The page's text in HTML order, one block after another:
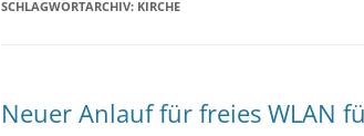
SCHRIFTLICHE ANFRAGEN
SCHLAGWORTARCHIV: KIRCHE
Neuer Anlauf für freies WLAN